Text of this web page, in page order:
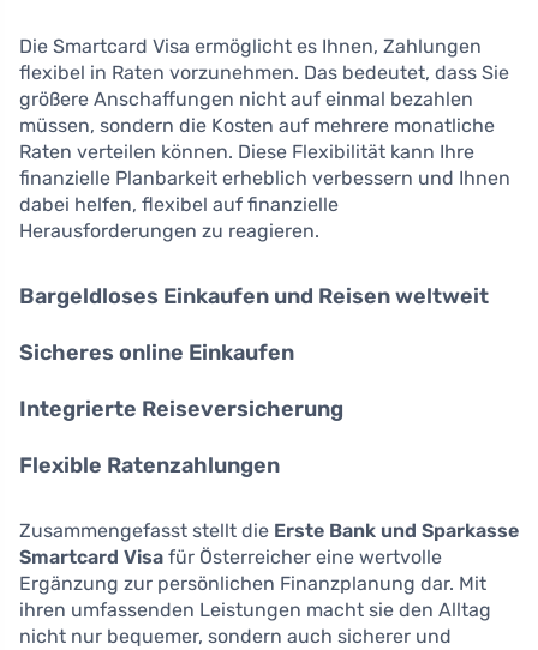
Die Smartcard Visa ermöglicht es Ihnen, Zahlungen
flexibel in Raten vorzunehmen. Das bedeutet, dass Sie
größere Anschaffungen nicht auf einmal bezahlen
müssen, sondern die Kosten auf mehrere monatliche
Raten verteilen können. Diese Flexibilität kann Ihre
finanzielle Planbarkeit erheblich verbessern und Ihnen
dabei helfen, flexibel auf finanzielle
Herausforderungen zu reagieren.
Bargeldloses Einkaufen und Reisen weltweit
Sicheres online Einkaufen
Integrierte Reiseversicherung
Flexible Ratenzahlungen
Zusammengefasst stellt die Erste Bank und Sparkasse
Smartcard Visa für Österreicher eine wertvolle
Ergänzung zur persönlichen Finanzplanung dar. Mit
ihren umfassenden Leistungen macht sie den Alltag
nicht nur bequemer, sondern auch sicherer und